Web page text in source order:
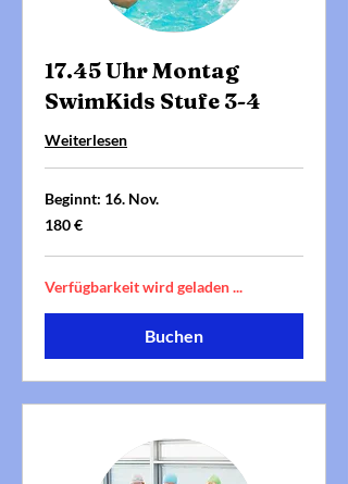
17.45 Uhr Montag
SwimKids Stufe 3-4
Weiterlesen
Beginnt: 16. Nov.
180
Euro
180 €
Verfügbarkeit wird geladen ...
Buchen